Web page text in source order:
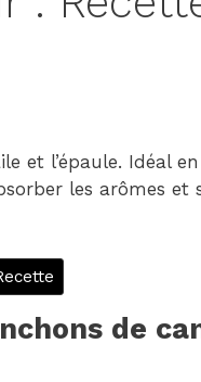
et l’épaule. Idéal
les arômes et
de